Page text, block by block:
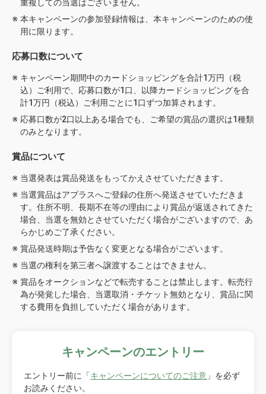
重複しての当選はございません。
本キャンペーンの参加登録情報は、本キャンペーンのための使
用に限ります。
応募口数について
キャンペーン期間中のカードショッピングを合計1万円（税
込）ご利用で、応募口数が1口、以降カードショッピングを合
計1万円（税込）ご利用ごとに1口ずつ加算されます。
応募口数が2口以上ある場合でも、ご希望の賞品の選択は1種類
のみとなります。
賞品について
当選発表は賞品発送をもってかえさせていただきます。
当選賞品はアプラスへご登録の住所へ発送させていただきま
す。住所不明、長期不在等の理由により賞品が返送されてきた
場合、当選を無効とさせていただく場合がございますので、あ
らかじめご了承ください。
賞品発送時期は予告なく変更となる場合がございます。
当選の権利を第三者へ譲渡することはできません。
賞品をオークションなどで転売することは禁止します。転売行
為が発覚した場合、当選取消・チケット無効となり、賞品に関
する費用を負担していただく場合があります。
キャンペーンのエントリー
エントリー前に「キャンペーンについてのご注意 」を必ず
お読みください。